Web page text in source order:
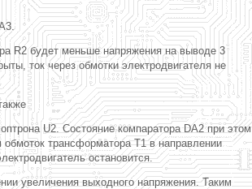
R2 будет меньше напряжения на выводе 3
ток через обмотки электродвигателя не
U2. Состояние компаратора DA2 при этом
трансформатора Т1 в направлении
остановится.
увеличения выходного напряжения. Таким